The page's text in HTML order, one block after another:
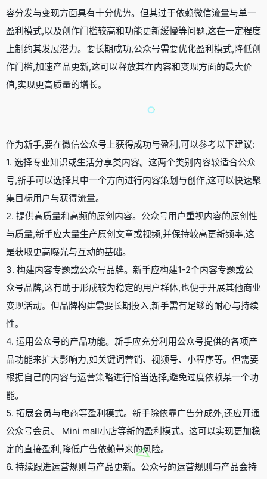
容分发与变现方面具有十分优势。但其过于依赖微信流量与单一
盈利模式,以及创作门槛较高和功能更新缓慢等问题,这在一定程度
上制约其发展潜力。要长期成功,公众号需要优化盈利模式,降低创
作门槛,加速产品更新,这可以释放其在内容和变现方面的最大价
值,实现更高质量的增长。
作为新手,要在微信公众号上获得成功与盈利,可以参考以下建议:
1. 选择专业知识或生活分享类内容。这两个类别内容较适合公众
号,新手可以选择其中一个方向进行内容策划与创作,这可以快速聚
集目标用户与获得流量。
2. 提供高质量和高频的原创内容。公众号用户重视内容的原创性
与质量,新手应大量生产原创文章或视频,并保持较高更新频率,这
是获取更高曝光与互动的基础。
3. 构建内容专题或公众号品牌。新手应构建1-2个内容专题或公
众号品牌,这有助于形成较为稳定的用户群体,也便于开展其他商业
变现活动。但品牌构建需要长期投入,新手需有足够的耐心与持续
性。
4. 运用公众号的产品功能。新手应充分利用公众号提供的各项产
品功能来扩大影响力,如关键词营销、视频号、小程序等。但需要
根据自己的内容与运营策略进行恰当选择,避免过度依赖某一个功
能。
5. 拓展会员与电商等盈利模式。新手除依靠广告分成外,还应开通
公众号会员、 Mini mall小店等新的盈利模式。这可以实现更加稳
定的直接盈利,降低广告依赖带来的风险。
6. 持续跟进运营规则与产品更新。公众号的运营规则与产品会持